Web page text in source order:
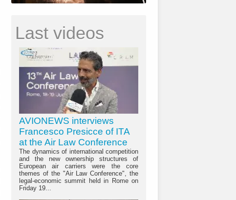
Last videos
AVIONEWS interviews
Francesco Presicce of ITA
at the Air Law Conference
The dynamics of international competition
and the new ownership structures of
European air carriers were the core
themes of the "Air Law Conference", the
legal-economic summit held in Rome on
Friday 19...